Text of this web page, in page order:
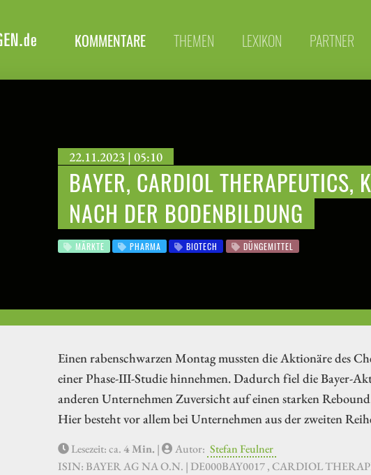
KOMMENTARE THEMEN LEXIKON PARTNER
22.11.2023 | 05:10
BAYER, CARDIOL THERAPEUTICS,
NACH DER BODENBILDUNG
MÄRKTE PHARMA BIOTECH DÜNGEMITTEL
Einen rabenschwarzen Montag mussten die Aktionäre des
einer Phase-III-Studie hinnehmen. Dadurch fiel die Bayer-
anderen Unternehmen Zuversicht auf einen starken
Hier besteht vor allem bei Unternehmen aus der zweiten
Lesezeit: ca.4 Min. | Autor: Stefan Feulner
ISIN: BAYER AG NA O.N. | DE000BAY0017 , CARDIOL